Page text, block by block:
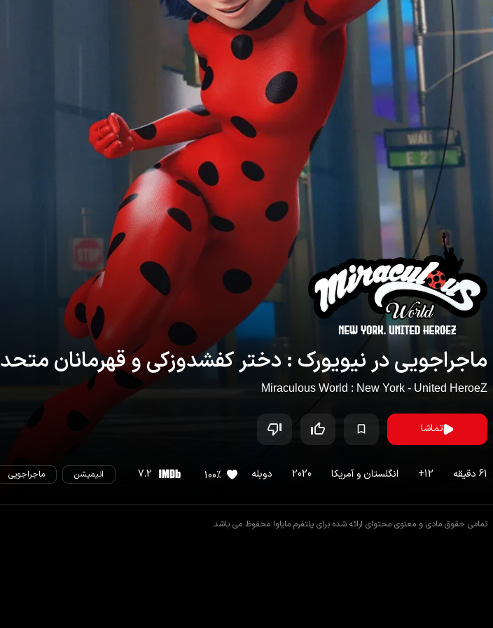
ماجراجویی در نیویورک : دختر کفشدوزکی و قهرمانان متحد
Miraculous World : New York - United HeroeZ
تماشا
61 دقیقه 12
+ انگلستانوآمریکا 2020 دوبله 100%
7.2 انیمیشن ماجراجویی
تمامی حقوق مادی و معنوی محتوای ارائه شده برای پلتفرم مایاوا محفوظ می باشد.